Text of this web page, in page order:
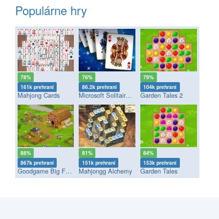
Populárne hry
78%
161k prehraní
Mahjong Cards
76%
86.2k prehraní
Microsoft Solitaire Collection
79%
104k prehraní
Garden Tales 2
88%
867k prehraní
Goodgame Big Farm
81%
151k prehraní
Mahjongg Alchemy
84%
153k prehraní
Garden Tales